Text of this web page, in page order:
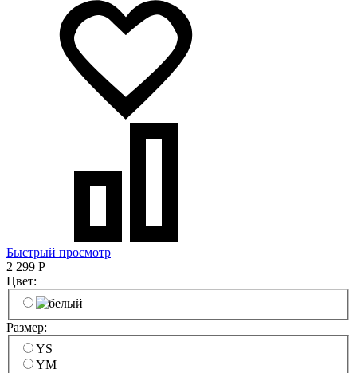
Быстрый просмотр
2 299 Р
Цвет:
Размер:
YS
YM